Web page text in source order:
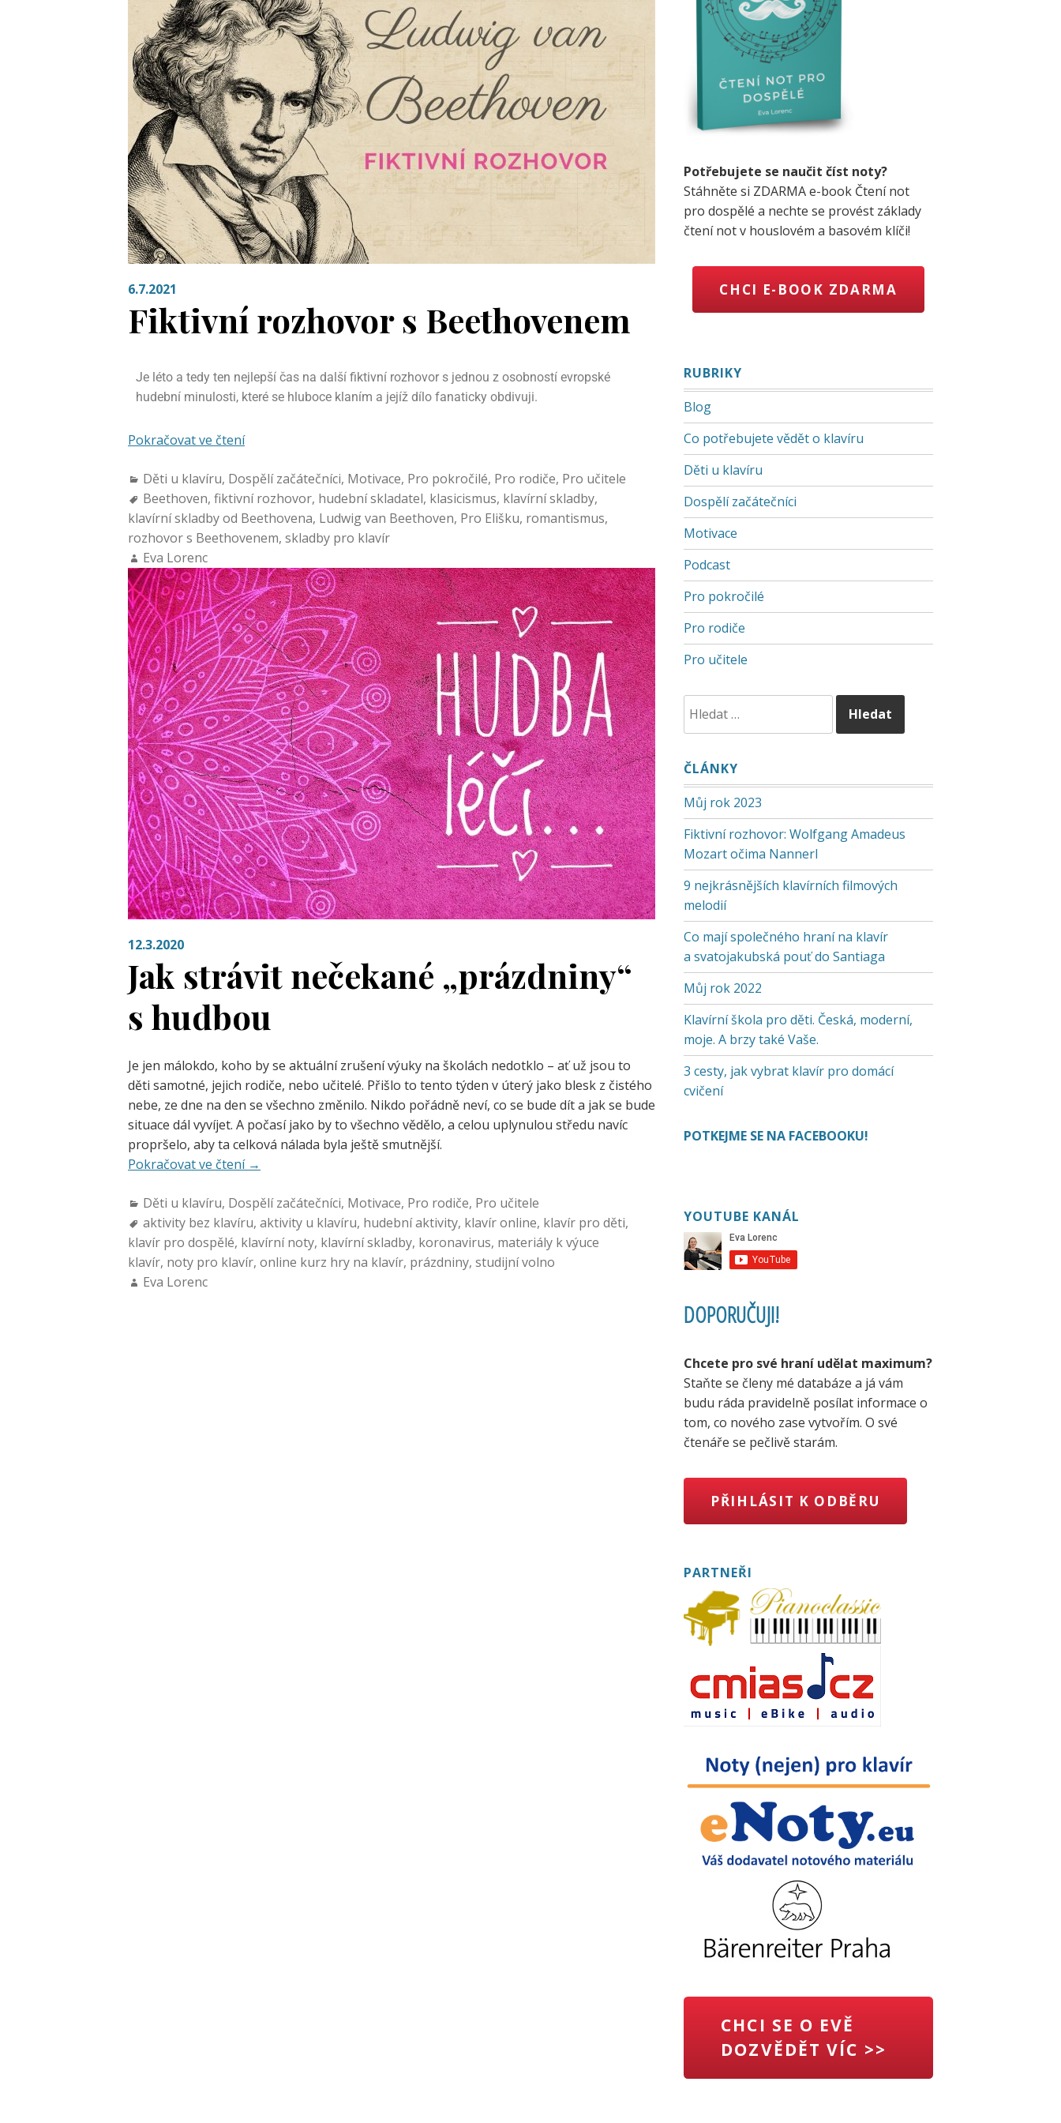
6.7.2021
Fiktivní rozhovor s Beethovenem
Je léto a tedy ten nejlepší čas na další fiktivní rozhovor s jednou z osobností evropské
hudební minulosti, které se hluboce klaním a jejíž dílo fanaticky obdivuji.
Pokračovat ve čtení
Děti u klavíru, Dospělí začátečníci, Motivace, Pro pokročilé, Pro rodiče, Pro učitele
Beethoven, fiktivní rozhovor, hudební skladatel, klasicismus, klavírní skladby,
klavírní skladby od Beethovena, Ludwig van Beethoven, Pro Elišku, romantismus,
rozhovor s Beethovenem, skladby pro klavír
Eva Lorenc
12.3.2020
Jak strávit nečekané „prázdniny“
s hudbou
Je jen málokdo, koho by se aktuální zrušení výuky na školách nedotklo – ať už jsou to
děti samotné, jejich rodiče, nebo učitelé. Přišlo to tento týden v úterý jako blesk z čistého
nebe, ze dne na den se všechno změnilo. Nikdo pořádně neví, co se bude dít a jak se bude
situace dál vyvíjet. A počasí jako by to všechno vědělo, a celou uplynulou středu navíc
propršelo, aby ta celková nálada byla ještě smutnější.
Pokračovat ve čtení →
Děti u klavíru, Dospělí začátečníci, Motivace, Pro rodiče, Pro učitele
aktivity bez klavíru, aktivity u klavíru, hudební aktivity, klavír online, klavír pro děti,
klavír pro dospělé, klavírní noty, klavírní skladby, koronavirus, materiály k výuce
klavír, noty pro klavír, online kurz hry na klavír, prázdniny, studijní volno
Eva Lorenc
Potřebujete se naučit číst noty?
Stáhněte si ZDARMA e-book Čtení not
pro dospělé a nechte se provést základy
čtení not v houslovém a basovém klíči!
CHCI E-BOOK ZDARMA
RUBRIKY
Blog
Co potřebujete vědět o klavíru
Děti u klavíru
Dospělí začátečníci
Motivace
Podcast
Pro pokročilé
Pro rodiče
Pro učitele
ČLÁNKY
Můj rok 2023
Fiktivní rozhovor: Wolfgang Amadeus
Mozart očima Nannerl
9 nejkrásnějších klavírních filmových
melodií
Co mají společného hraní na klavír
a svatojakubská pouť do Santiaga
Můj rok 2022
Klavírní škola pro děti. Česká, moderní,
moje. A brzy také Vaše.
3 cesty, jak vybrat klavír pro domácí
cvičení
POTKEJME SE NA FACEBOOKU!
YOUTUBE KANÁL
DOPORUČUJI!
Chcete pro své hraní udělat maximum?
Staňte se členy mé databáze a já vám
budu ráda pravidelně posílat informace o
tom, co nového zase vytvořím. O své
čtenáře se pečlivě starám.
PŘIHLÁSIT K ODBĚRU
PARTNEŘI
CHCI SE O EVĚ
DOZVĚDĚT VÍC >>